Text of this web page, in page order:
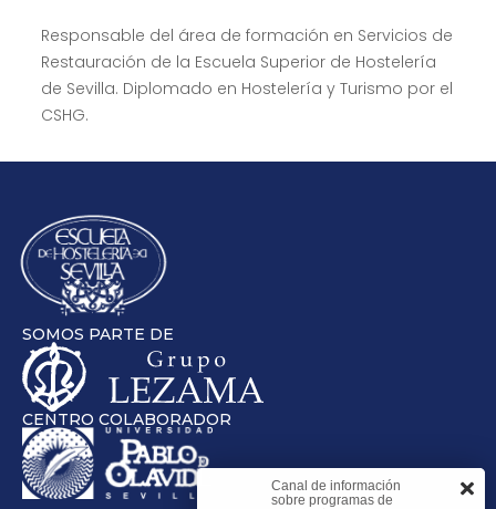
Responsable del área de formación en Servicios de
Restauración de la Escuela Superior de Hostelería
de Sevilla. Diplomado en Hostelería y Turismo por el
CSHG.
SOMOS PARTE DE
CENTRO COLABORADOR
Canal de información
sobre programas de